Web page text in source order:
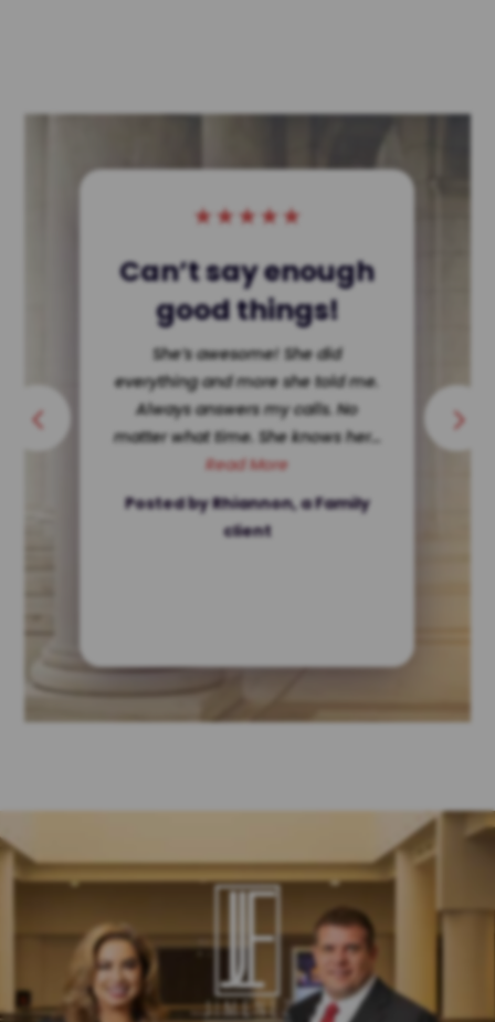
★★★★★
Single Dad Wins!
She dissected my ex making her
look terrible in court. Hard for a
single father to get custody ? Not
in Texas. She’s ethically...
Read More
Posted by a client